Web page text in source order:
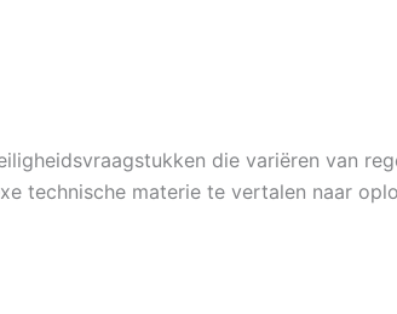
die variëren van
technische materie te vertalen naar